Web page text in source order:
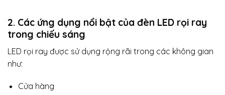
2. Các ứng dụng nổi bật của đèn LED rọi ray
trong chiếu sáng
LED rọi ray được sử dụng rộng rãi trong các không gian
như:
Cửa hàng